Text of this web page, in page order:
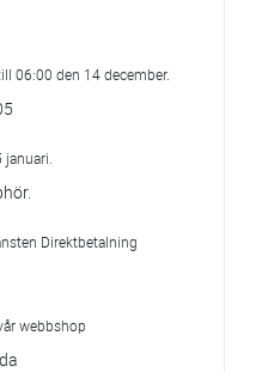
06:00 den 14 december.
Direktbetalning
webbshop